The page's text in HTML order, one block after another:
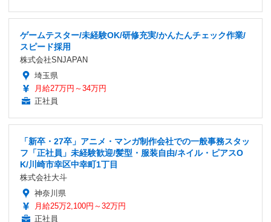
ゲームテスター/未経験OK/研修充実/かんたんチェック作業/
スピード採用
株式会社SNJAPAN
埼玉県
月給27万円～34万円
正社員
「新卒・27卒」アニメ・マンガ制作会社での一般事務スタッ
フ「正社員」未経験歓迎/髪型・服装自由/ネイル・ピアスO
K/川崎市幸区中幸町1丁目
株式会社大斗
神奈川県
月給25万2,100円～32万円
正社員